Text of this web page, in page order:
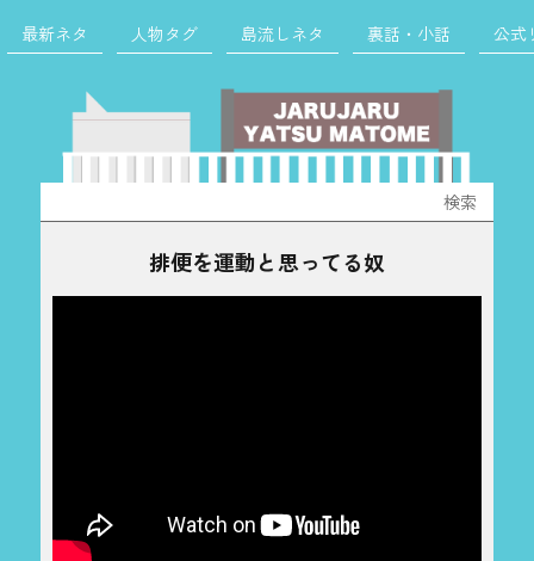
最新ネタ 人物タグ 島流しネタ 裏話・小話 公式
索:
排便を運動と思ってる奴